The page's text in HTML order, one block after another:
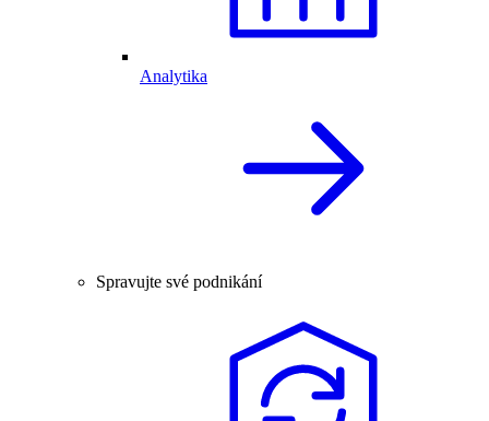
Analytika
Spravujte své podnikání